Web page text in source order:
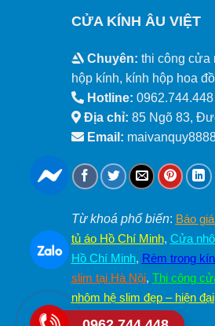
CỬA KÍNH ÂU VIỆT
Chuyên: thi công cửa
hộp kính, kính hộp hoa
Hotline: 0962.744.448
Địa chỉ: 85 Ngõ 83,
Email:
Từ khoá phổ biến: Báo
tủ áo Hồ Chí Minh, Cửa
Hồ Chí Minh, Rèm trong
slim tại Hà Nội, Thi công
nhôm hệ slim đẹp – hiện đại